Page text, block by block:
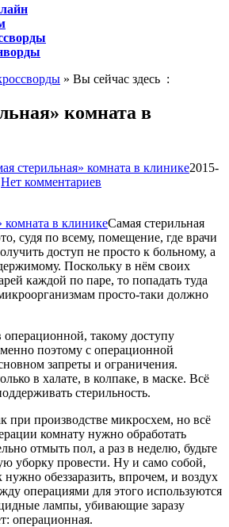
» Вы сейчас здесь :
комната в
стерильная» комната в клинике2015-
Нет комментариев
Самая стерильная
судя по всему, помещение, где врачи
доступ не просто к больному, а
Поскольку в нём своих
каждой по паре, то попадать туда
просто-таки должно
такому доступу
поэтому с операционной
запреты и ограничения.
в халате, в колпаке, в маске. Всё
стерильность.
при производстве микросхем, но всё
комнату нужно обработать
отмыть пол, а раз в неделю, будьте
уборку провести. Ну и само собой,
обеззаразить, впрочем, и воздух
операциями для этого используются
лампы, убивающие заразу
операционная.